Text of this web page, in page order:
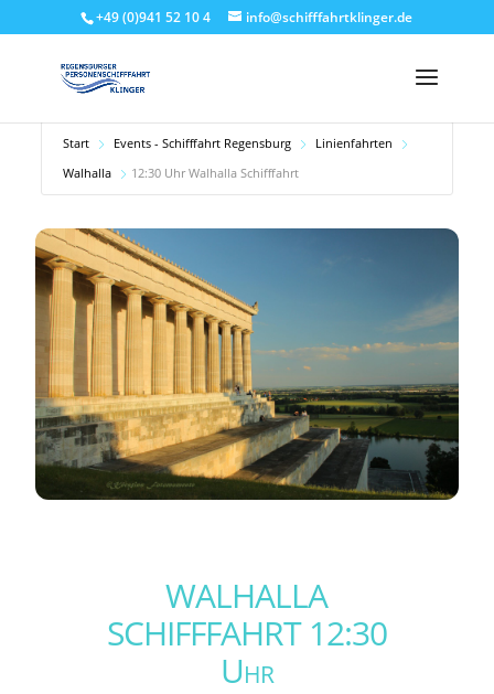
+49 (0)941 52 10 4 info@schifffahrtklinger.de
Start Events - Schifffahrt Regensburg
Linienfahrten
Walhalla
12:30 Uhr Walhalla Schifffahrt
WALHALLA
SCHIFFFAHRT 12:30
Uhr